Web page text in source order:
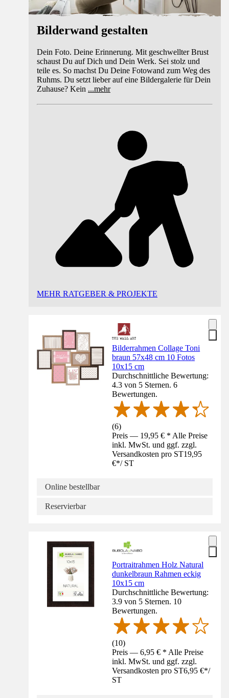
Bilderwand gestalten
Dein Foto. Deine Erinnerung. Mit geschwellter Brust
schaust Du auf Dich und Dein Werk. Sei stolz und
teile es. So machst Du Deine Fotowand zum Weg des
Ruhms. Du setzt lieber auf eine Bildergalerie für Dein
Zuhause? Kein ...mehr
MEHR RATGEBER & PROJEKTE
Bilderrahmen Collage Toni
braun 57x48 cm 10 Fotos
10x15 cm
Durchschnittliche Bewertung:
4.3 von 5 Sternen. 6
Bewertungen.
(6)
Preis — 19,95 € * Alle Preise
inkl. MwSt. und ggf. zzgl.
Versandkosten pro ST19,95
€*/ ST
Online bestellbar
Reservierbar
Portraitrahmen Holz Natural
dunkelbraun Rahmen eckig
10x15 cm
Durchschnittliche Bewertung:
3.9 von 5 Sternen. 10
Bewertungen.
(10)
Preis — 6,95 € * Alle Preise
inkl. MwSt. und ggf. zzgl.
Versandkosten pro ST6,95 €*/
ST